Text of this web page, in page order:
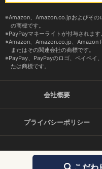
こだわ
Amazon、Amazon.co.jpおよびその
の商標です。
PayPayマネーライトが付与されま
Amazon、Amazon.co.jp、Amazon
またはその関連会社の商標です。
PayPay、PayPayのロゴ、ペイペイ
たは商標です。
会社概要
プライバシーポリシー